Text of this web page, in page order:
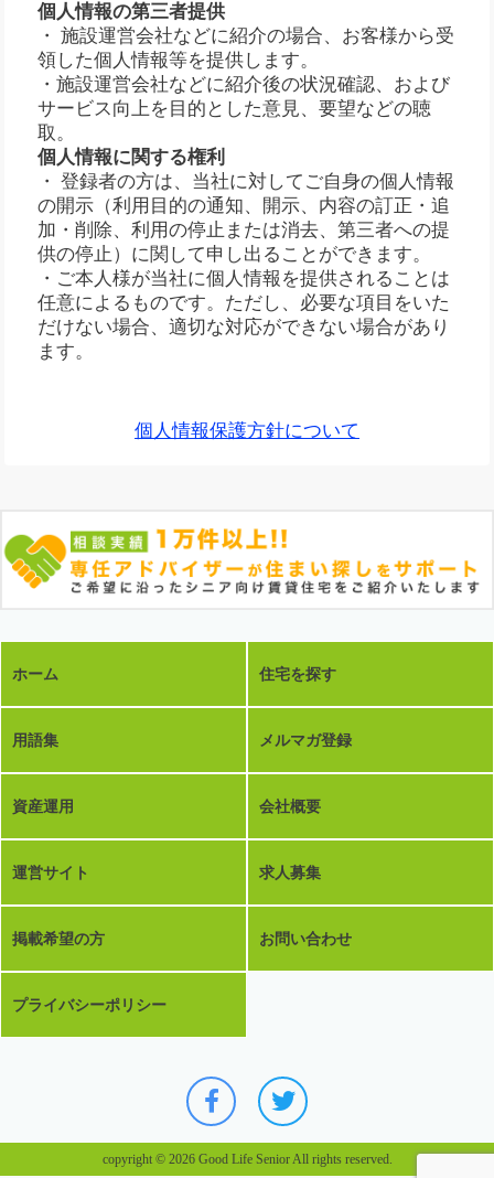
個人情報の第三者提供
・ 施設運営会社などに紹介の場合、お客様から受
領した個人情報等を提供します。
・施設運営会社などに紹介後の状況確認、および
サービス向上を目的とした意見、要望などの聴
取。
個人情報に関する権利
・ 登録者の方は、当社に対してご自身の個人情報
の開示（利用目的の通知、開示、内容の訂正・追
加・削除、利用の停止または消去、第三者への提
供の停止）に関して申し出ることができます。
・ご本人様が当社に個人情報を提供されることは
任意によるものです。ただし、必要な項目をいた
だけない場合、適切な対応ができない場合があり
ます。
個人情報保護方針について
ホーム 住宅を探す
用語集 メルマガ登録
資産運用 会社概要
運営サイト 求人募集
掲載希望の方 お問い合わせ
プライバシーポリシー
copyright © 2026 Good Life Senior All rights reserved.